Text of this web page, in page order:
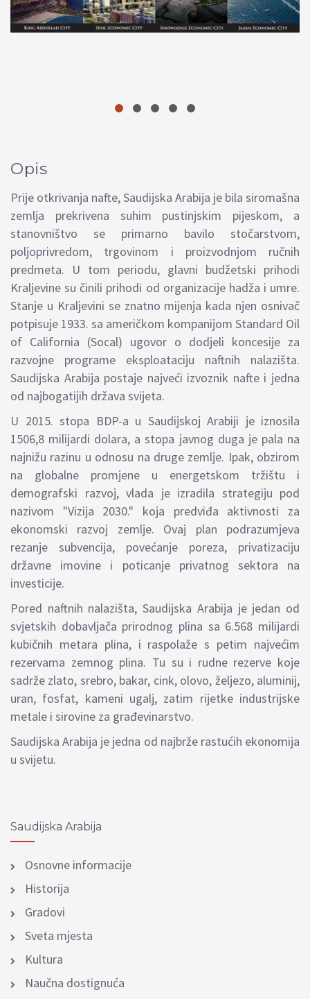
Opis
Prije otkrivanja nafte, Saudijska Arabija je bila siromašna
zemlja prekrivena suhim pustinjskim pijeskom, a
stanovništvo se primarno bavilo stočarstvom,
poljoprivredom, trgovinom i proizvodnjom ručnih
predmeta. U tom periodu, glavni budžetski prihodi
Kraljevine su činili prihodi od organizacije hadža i umre.
Stanje u Kraljevini se znatno mijenja kada njen osnivač
potpisuje 1933. sa američkom kompanijom Standard Oil
of California (Socal) ugovor o dodjeli koncesije za
razvojne programe eksploataciju naftnih nalazišta.
Saudijska Arabija postaje najveći izvoznik nafte i jedna
od najbogatijih država svijeta.
U 2015. stopa BDP-a u Saudijskoj Arabiji je iznosila
1506,8 milijardi dolara, a stopa javnog duga je pala na
najnižu razinu u odnosu na druge zemlje. Ipak, obzirom
na globalne promjene u energetskom tržištu i
demografski razvoj, vlada je izradila strategiju pod
nazivom "Vizija 2030." koja predviđa aktivnosti za
ekonomski razvoj zemlje. Ovaj plan podrazumjeva
rezanje subvencija, povećanje poreza, privatizaciju
državne imovine i poticanje privatnog sektora na
investicije.
Pored naftnih nalazišta, Saudijska Arabija je jedan od
svjetskih dobavljača prirodnog plina sa 6.568 milijardi
kubičnih metara plina, i raspolaže s petim najvećim
rezervama zemnog plina. Tu su i rudne rezerve koje
sadrže zlato, srebro, bakar, cink, olovo, željezo, aluminij,
uran, fosfat, kameni ugalj, zatim rijetke industrijske
metale i sirovine za građevinarstvo.
Saudijska Arabija je jedna od najbrže rastućih ekonomija
u svijetu.
Saudijska Arabija
Osnovne informacije
Historija
Gradovi
Sveta mjesta
Kultura
Naučna dostignuća